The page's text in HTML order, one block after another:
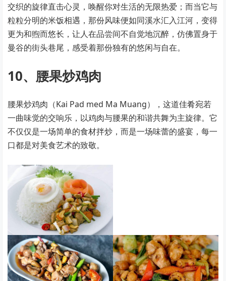
交织的旋律直击心灵，唤醒你对生活的无限热爱；而当它与
粒粒分明的米饭相遇，那份风味便如同溪水汇入江河，变得
更为和煦而悠长，让人在品尝间不自觉地沉醉，仿佛置身于
曼谷的街头巷尾，感受着那份独有的悠闲与自在。
10、腰果炒鸡肉
腰果炒鸡肉（Kai Pad med Ma Muang），这道佳肴宛若
一曲味觉的交响乐，以鸡肉与腰果的和谐共舞为主旋律。它
不仅仅是一场简单的食材拌炒，而是一场味蕾的盛宴，每一
口都是对美食艺术的致敬。